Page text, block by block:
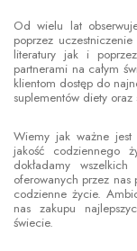
Od wielu lat
poprzez
literatury jak i
partnerami na całym
klientom dostęp do
suplementów diety oraz
Wiemy jak ważne
jakość codziennego
dokładamy
oferowanych przez
codzienne życie.
nas zakupu
świecie.